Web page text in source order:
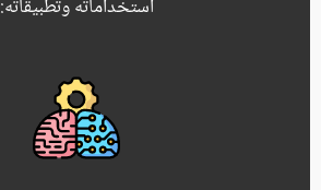
استخداماته وتطبيقاته: